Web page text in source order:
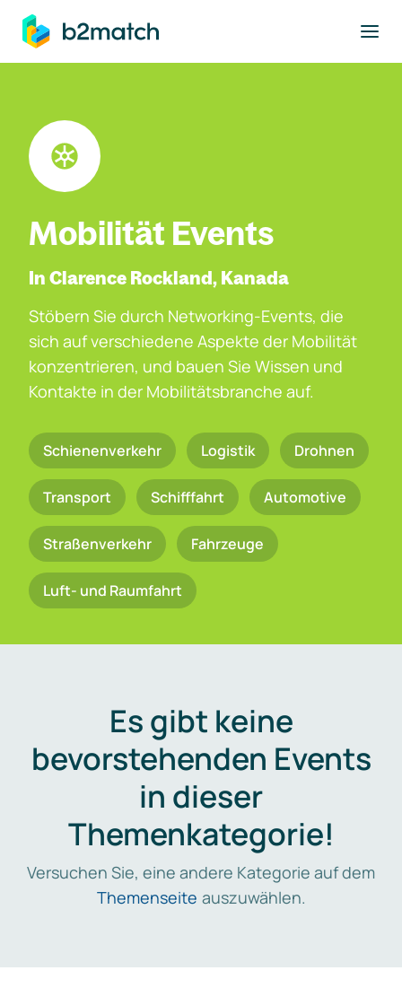
springen
Mobilität Events
In Clarence Rockland, Kanada
Stöbern Sie durch Networking-Events, die
sich auf verschiedene Aspekte der Mobilität
konzentrieren, und bauen Sie Wissen und
Kontakte in der Mobilitätsbranche auf.
Schienenverkehr Logistik Drohnen
Transport Schifffahrt Automotive
Straßenverkehr Fahrzeuge
Luft- und Raumfahrt
Es gibt keine
bevorstehenden Events
in dieser
Themenkategorie!
Versuchen Sie, eine andere Kategorie auf dem
Themenseite auszuwählen.